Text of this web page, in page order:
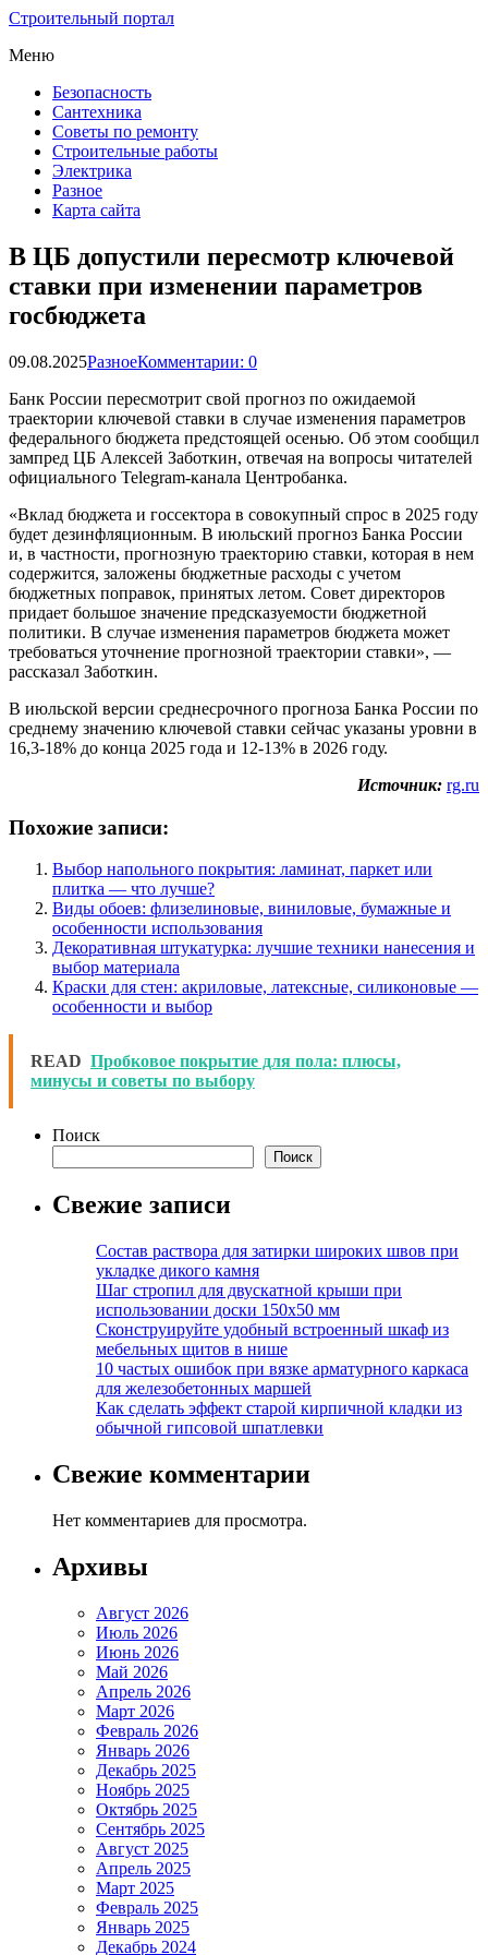
Строительный портал
Меню
Безопасность
Сантехника
Советы по ремонту
Строительные работы
Электрика
Разное
Карта сайта
В ЦБ допустили пересмотр ключевой
ставки при изменении параметров
госбюджета
09.08.2025РазноеКомментарии: 0
Банк России пересмотрит свой прогноз по ожидаемой
траектории ключевой ставки в случае изменения параметров
федерального бюджета предстоящей осенью. Об этом сообщил
зампред ЦБ Алексей Заботкин, отвечая на вопросы читателей
официального Telegram-канала Центробанка.
«Вклад бюджета и госсектора в совокупный спрос в 2025 году
будет дезинфляционным. В июльский прогноз Банка России
и, в частности, прогнозную траекторию ставки, которая в нем
содержится, заложены бюджетные расходы с учетом
бюджетных поправок, принятых летом. Совет директоров
придает большое значение предсказуемости бюджетной
политики. В случае изменения параметров бюджета может
требоваться уточнение прогнозной траектории ставки», —
рассказал Заботкин.
В июльской версии среднесрочного прогноза Банка России по
среднему значению ключевой ставки сейчас указаны уровни в
16,3-18% до конца 2025 года и 12-13% в 2026 году.
Источник: rg.ru
Похожие записи:
Выбор напольного покрытия: ламинат, паркет или
плитка — что лучше?
Виды обоев: флизелиновые, виниловые, бумажные и
особенности использования
Декоративная штукатурка: лучшие техники нанесения и
выбор материала
Краски для стен: акриловые, латексные, силиконовые —
особенности и выбор
READ Пробковое покрытие для пола: плюсы,
минусы и советы по выбору
Поиск
Поиск
Свежие записи
Состав раствора для затирки широких швов при
укладке дикого камня
Шаг стропил для двускатной крыши при
использовании доски 150х50 мм
Сконструируйте удобный встроенный шкаф из
мебельных щитов в нише
10 частых ошибок при вязке арматурного каркаса
для железобетонных маршей
Как сделать эффект старой кирпичной кладки из
обычной гипсовой шпатлевки
Свежие комментарии
Нет комментариев для просмотра.
Архивы
Август 2026
Июль 2026
Июнь 2026
Май 2026
Апрель 2026
Март 2026
Февраль 2026
Январь 2026
Декабрь 2025
Ноябрь 2025
Октябрь 2025
Сентябрь 2025
Август 2025
Апрель 2025
Март 2025
Февраль 2025
Январь 2025
Декабрь 2024